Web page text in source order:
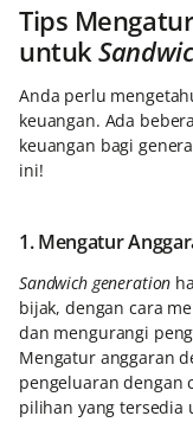
Tips
untuk
Anda perlu
keuangan. Ada
keuangan bagi
ini!
1. Mengatur
Sandwich generation
bijak, dengan cara
dan mengurangi
Mengatur anggaran
pengeluaran dengan
pilihan yang tersedia